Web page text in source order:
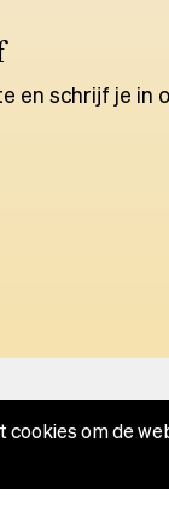
en schrijf je in
cookies om de